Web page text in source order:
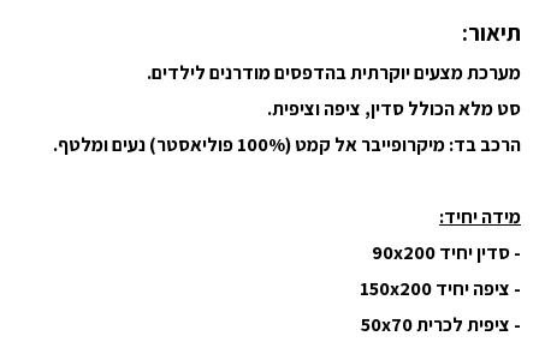
תיאור:
מערכת מצעים יוקרתית בהדפסים מודרנים לילדים.
סט מלא הכולל סדין, ציפה וציפית.
הרכב בד: מיקרופייבר אל קמט (100% פוליאסטר) נעים ומלטף.​
מידה יחיד:
- סדין יחיד 90x200
- ציפה יחיד 150x200
- ציפית לכרית 50x70